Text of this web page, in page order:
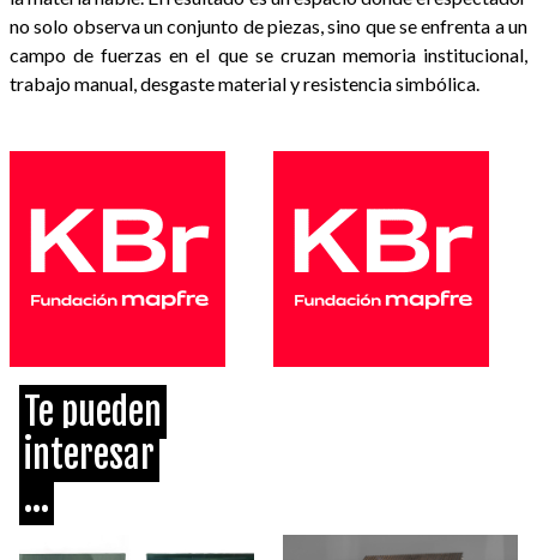
no solo observa un conjunto de piezas, sino que se enfrenta a un
campo de fuerzas en el que se cruzan memoria institucional,
trabajo manual, desgaste material y resistencia simbólica.
Te pueden
interesar
...